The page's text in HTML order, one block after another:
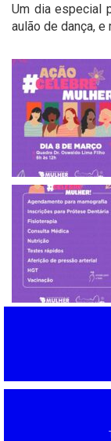
Um dia especial
aulão de dança,